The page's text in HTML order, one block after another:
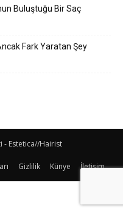
Buluştuğu Bir Saç
Fark Yaratan Şey
- Estetica//Hairist
Gizlilik Künye İletişim